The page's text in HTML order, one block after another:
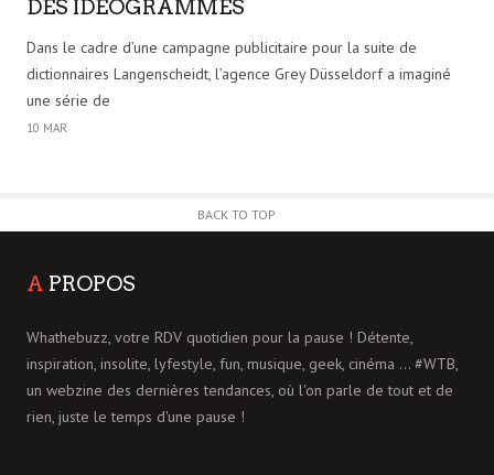
DES IDÉOGRAMMES
Dans le cadre d’une campagne publicitaire pour la suite de
dictionnaires Langenscheidt, l’agence Grey Düsseldorf a imaginé
une série de
10 MAR
BACK TO TOP
A PROPOS
Whathebuzz, votre RDV quotidien pour la pause ! Détente,
inspiration, insolite, lyfestyle, fun, musique, geek, cinéma ... #WTB,
un webzine des dernières tendances, où l'on parle de tout et de
rien, juste le temps d'une pause !